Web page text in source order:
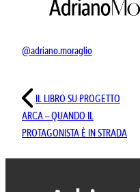
@adriano.moraglio
IL LIBRO SU PROGETTO
ARCA– QUANDO IL
PROTAGONISTA È IN STRADA